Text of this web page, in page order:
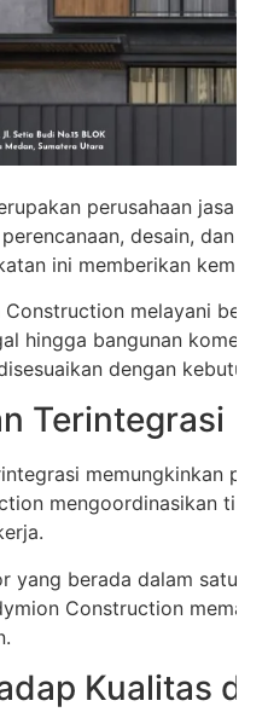
perusahaan jasa
desain, dan
ini memberikan
melayani
hingga bangunan
dengan
Terintegrasi
memungkinkan
mengoordinasikan tim
yang berada dalam satu
Construction
Kualitas